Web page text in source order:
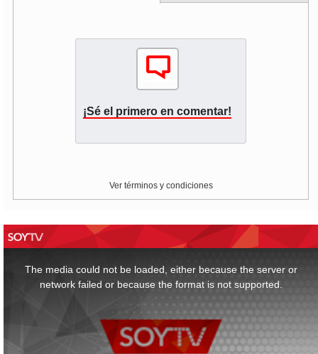
¡Sé el primero en comentar!
Ver términos y condiciones
The media could not be loaded, either because the server or
network failed or because the format is not supported.